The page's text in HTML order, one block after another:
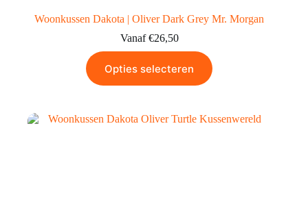
Woonkussen Dakota | Oliver Dark Grey Mr. Morgan
Vanaf €26,50
Opties selecteren